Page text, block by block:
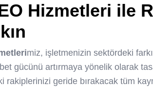
Hizmetleri ile
miz, işletmenizin sektördeki
gücünü artırmaya yönelik olarak
rakiplerinizi geride bırakacak tüm